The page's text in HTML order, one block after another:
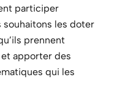
participer
souhaitons les doter
prennent
apporter des
qui les